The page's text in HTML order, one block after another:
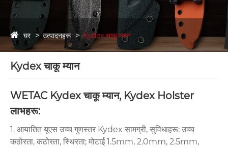
घर उत्पादनहरू Kydex चाकू म्यान
Kydex चाकू म्यान
WETAC Kydex चाकू म्यान, Kydex Holster
लाभहरू:
1. आयातित यूएस उच्च गुणस्तर Kydex सामग्री, सुविधाहरू: उच्च
कठोरता, कठोरता, स्थिरता; मोटाई 1.5mm, 2.0mm, 2.5mm,